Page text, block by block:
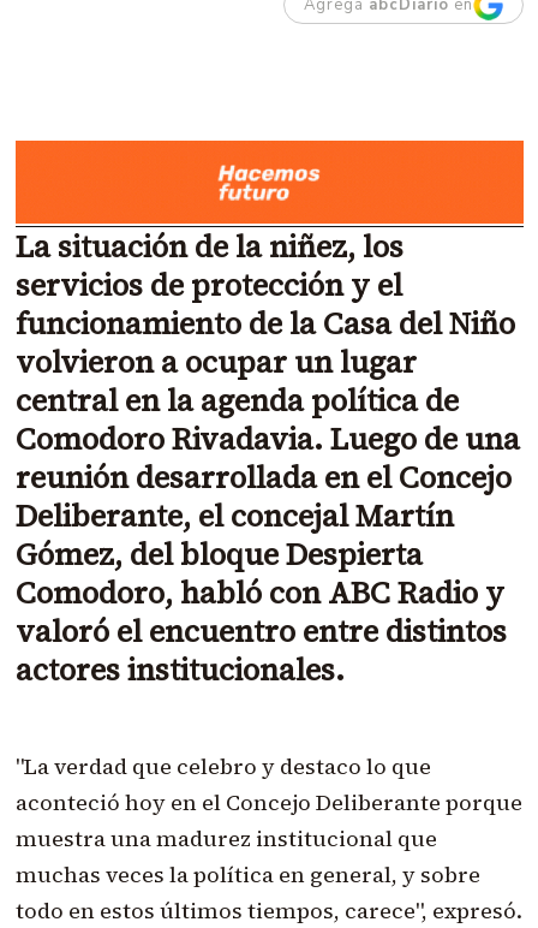
Agregá abcDiario en
La situación de la niñez, los
servicios de protección y el
funcionamiento de la Casa del Niño
volvieron a ocupar un lugar
central en la agenda política de
Comodoro Rivadavia. Luego de una
reunión desarrollada en el Concejo
Deliberante, el concejalMartín
Gómez, del bloque Despierta
Comodoro, habló con ABC Radio y
valoró el encuentro entre distintos
actores institucionales.
"La verdad que celebro y destaco lo que
aconteció hoy en el Concejo Deliberante porque
muestra una madurez institucional que
muchas veces la política en general, y sobre
todo en estos últimos tiempos, carece", expresó.